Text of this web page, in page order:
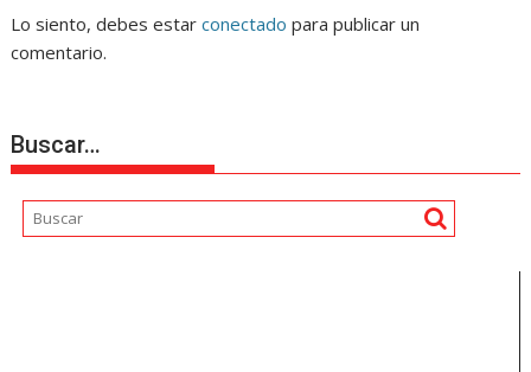
Lo siento, debes estarconectado para publicar un
comentario.
Buscar…